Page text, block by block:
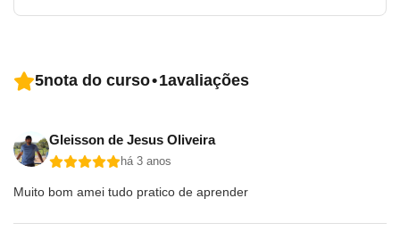
5nota do curso•1avaliações
Gleisson de Jesus Oliveira
há 3 anos
Muito bom amei tudo pratico de aprender